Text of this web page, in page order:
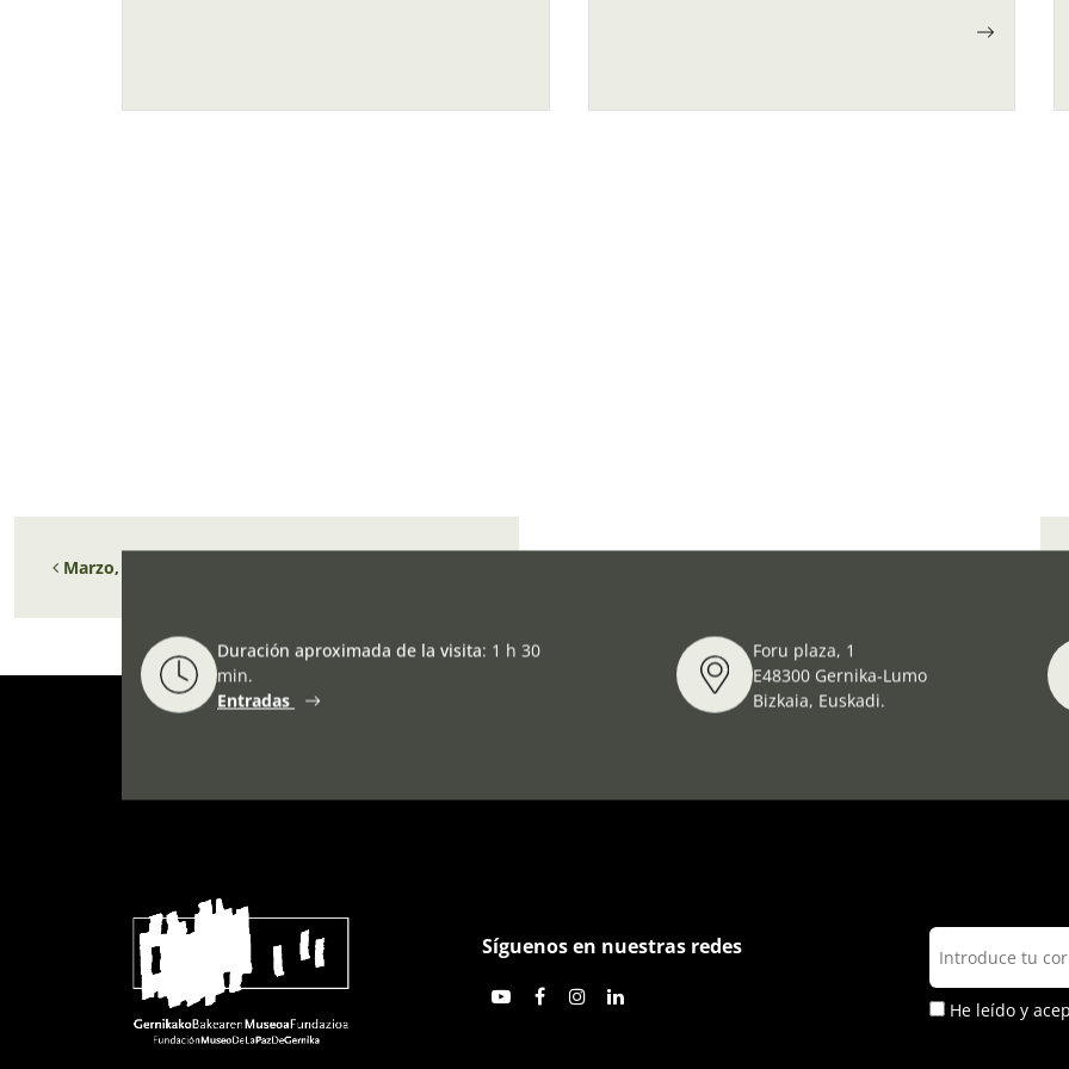
Navegación de entradas
Marzo, Mes de los Museos de la Costa Vasca (2022)
Duración aproximada de la visita: 1 h 30
min.
Entradas
Foru plaza, 1
E48300 Gernika-Lumo
Bizkaia, Euskadi.
Síguenos en nuestras redes
He leído y